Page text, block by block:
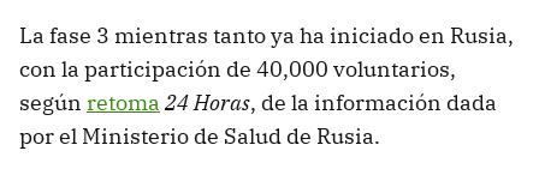
La fase 3 mientras tanto ya ha iniciado en Rusia,
con la participación de 40,000 voluntarios,
según retoma 24 Horas, de la información dada
por el Ministerio de Salud de Rusia.